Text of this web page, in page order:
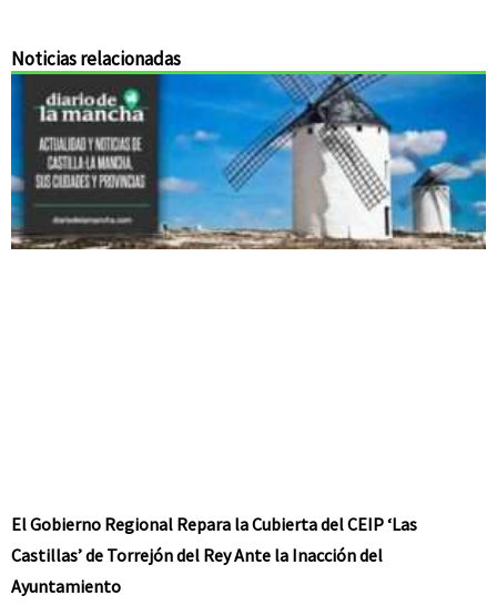
Noticias relacionadas
El Gobierno Regional Repara la Cubierta del CEIP ‘Las
Castillas’ de Torrejón del Rey Ante la Inacción del
Ayuntamiento